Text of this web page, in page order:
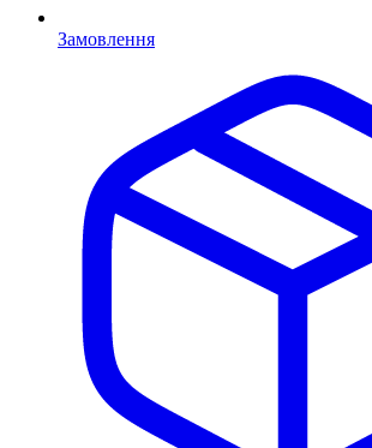
Замовлення